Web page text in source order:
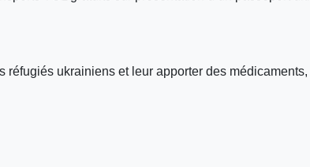
ukrainiens et leur apporter des